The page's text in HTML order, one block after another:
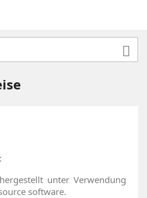

unter Verwendung
software.